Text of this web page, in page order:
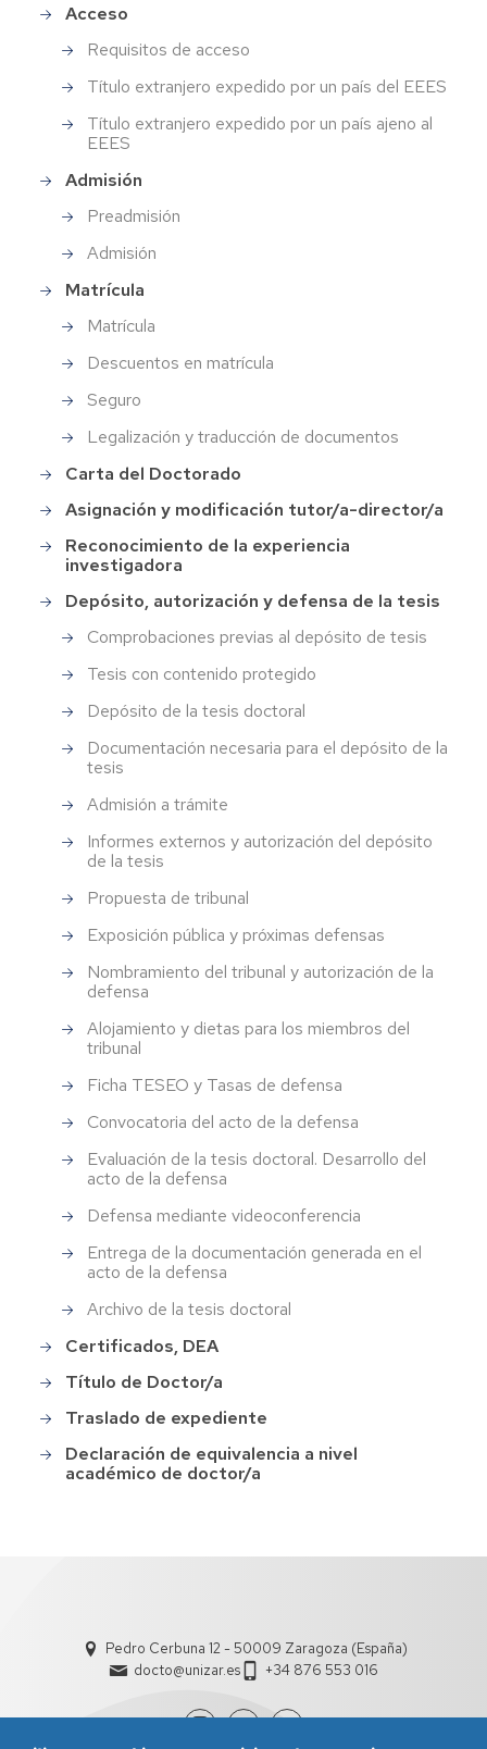
Acceso
Requisitos de acceso
Título extranjero expedido por un país del EEES
Título extranjero expedido por un país ajeno al
EEES
Admisión
Preadmisión
Admisión
Matrícula
Matrícula
Descuentos en matrícula
Seguro
Legalización y traducción de documentos
Carta del Doctorado
Asignación y modificación tutor/a-director/a
Reconocimiento de la experiencia
investigadora
Depósito, autorización y defensa de la tesis
Comprobaciones previas al depósito de tesis
Tesis con contenido protegido
Depósito de la tesis doctoral
Documentación necesaria para el depósito de la
tesis
Admisión a trámite
Informes externos y autorización del depósito
de la tesis
Propuesta de tribunal
Exposición pública y próximas defensas
Nombramiento del tribunal y autorización de la
defensa
Alojamiento y dietas para los miembros del
tribunal
Ficha TESEO y Tasas de defensa
Convocatoria del acto de la defensa
Evaluación de la tesis doctoral. Desarrollo del
acto de la defensa
Defensa mediante videoconferencia
Entrega de la documentación generada en el
acto de la defensa
Archivo de la tesis doctoral
Certificados, DEA
Título de Doctor/a
Traslado de expediente
Declaración de equivalencia a nivel
académico de doctor/a
Pedro Cerbuna 12 - 50009 Zaragoza (España)
docto@unizar.es
+34 876 553 016